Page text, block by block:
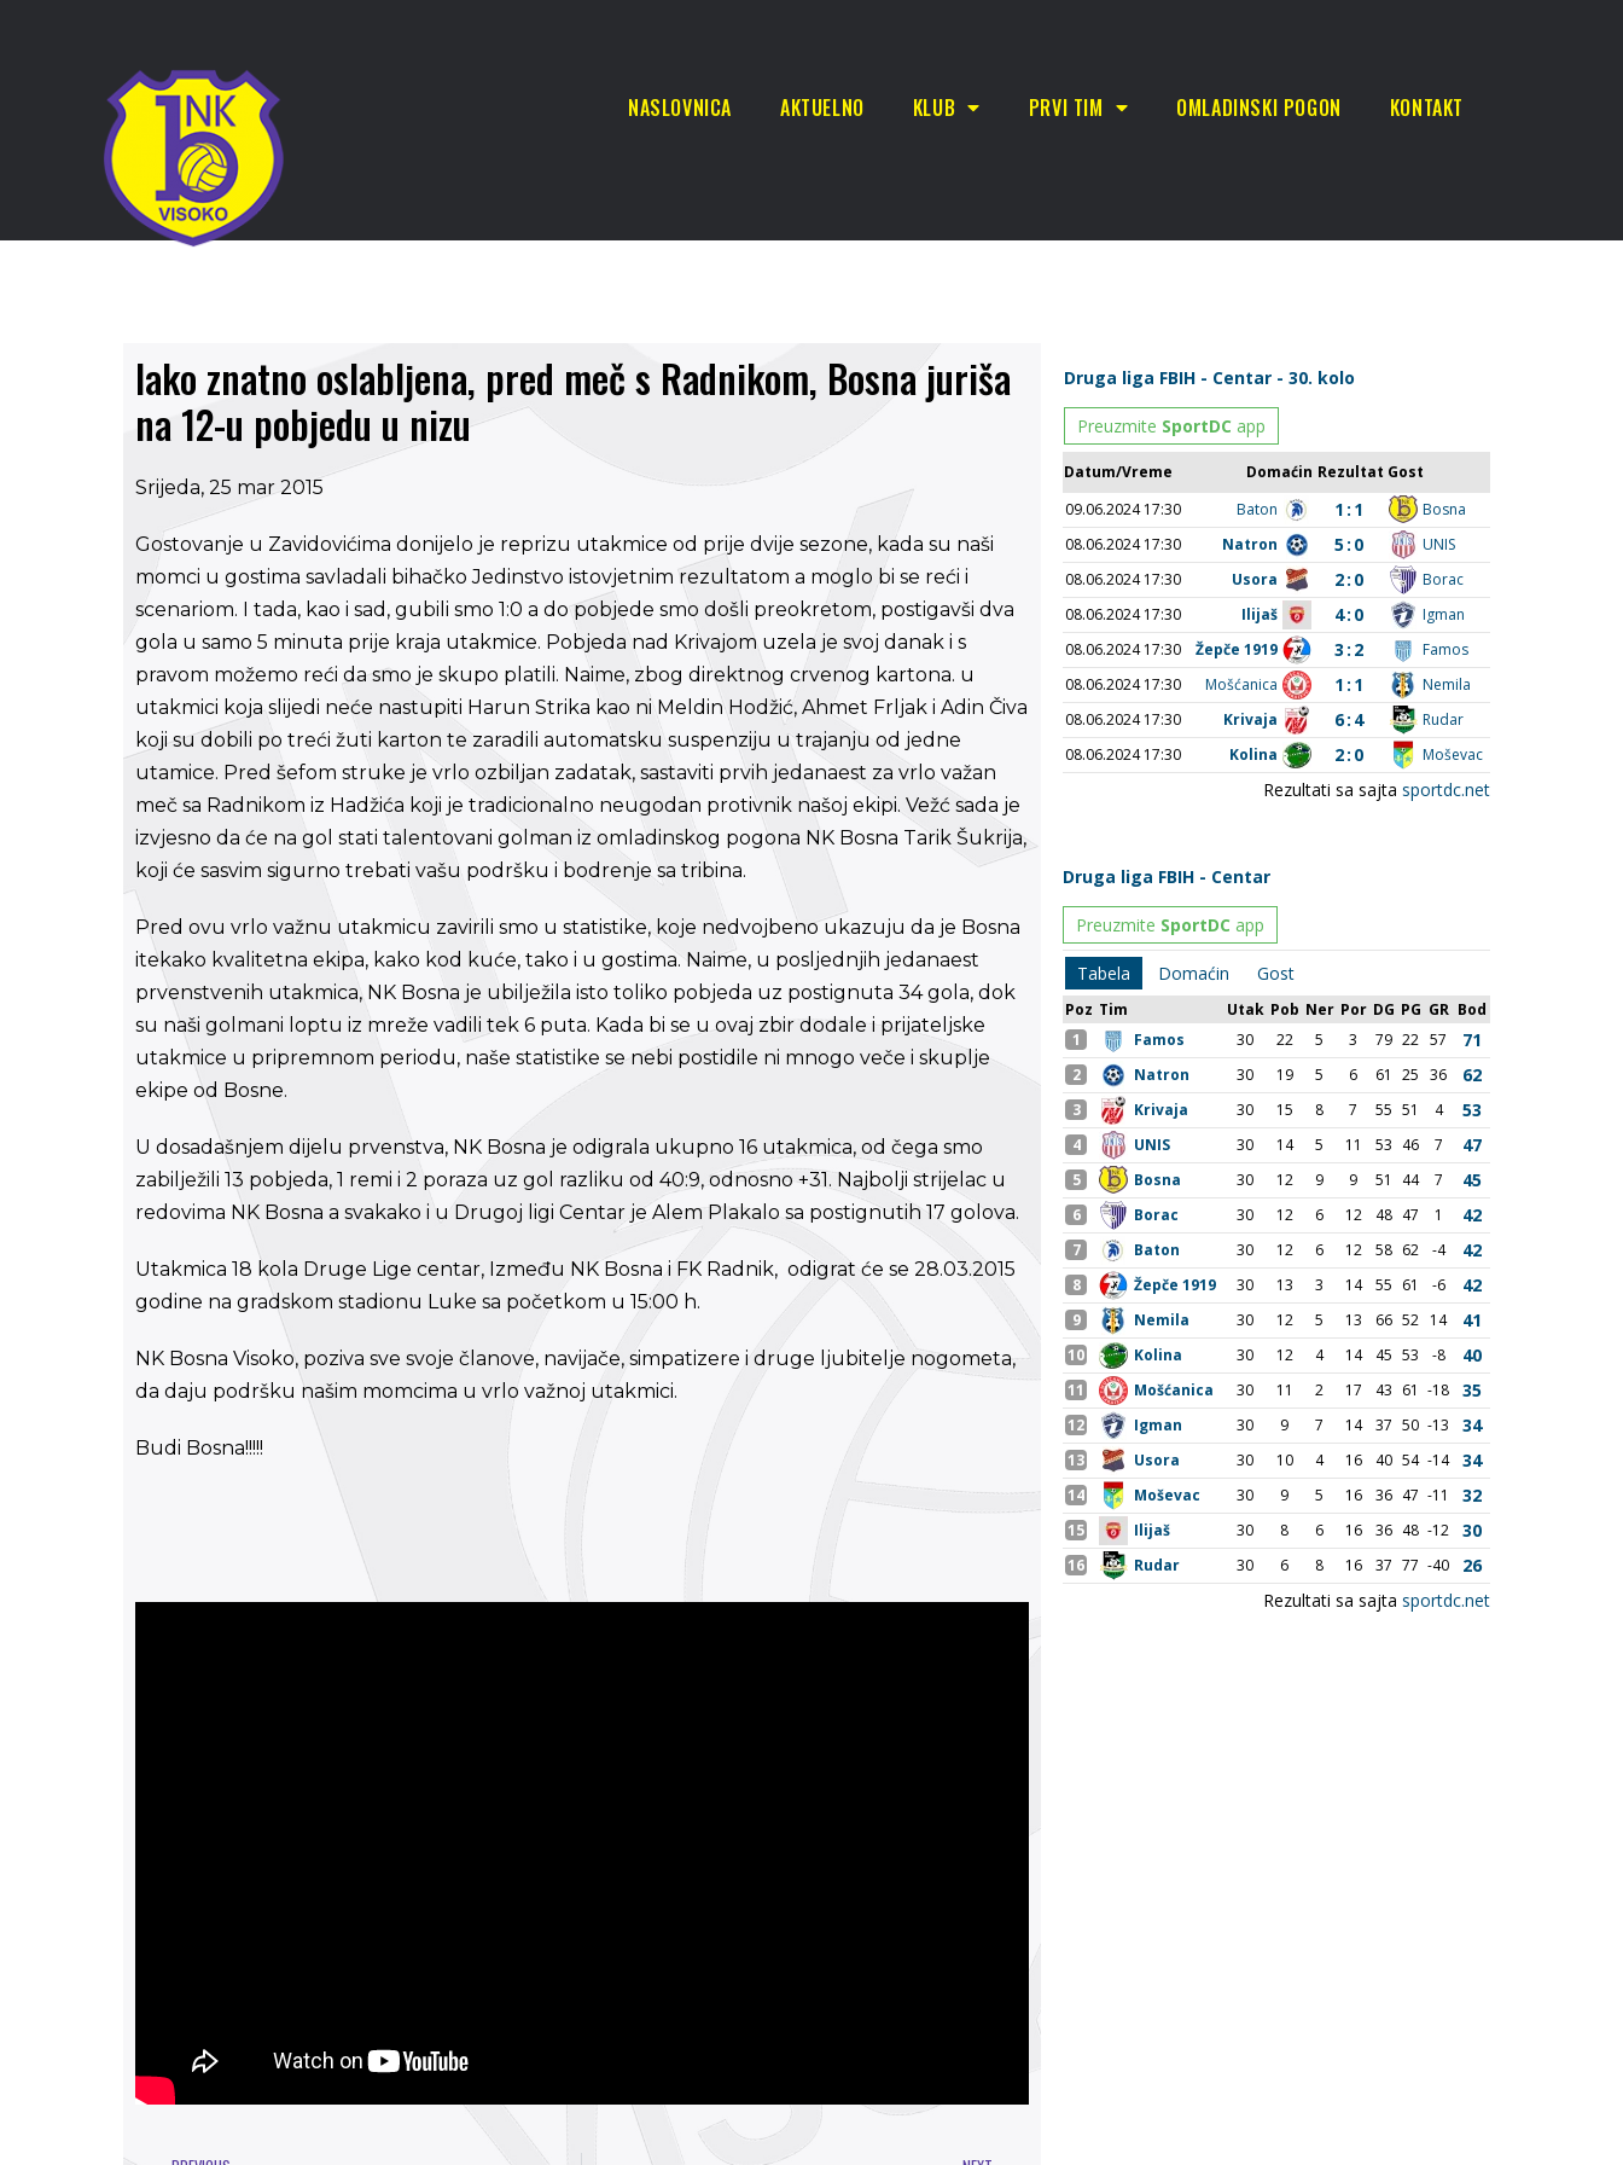
NASLOVNICA AKTUELNO KLUB PRVI TIM OMLADINSKI POGON KONTAKT
Iako znatno oslabljena, pred meč s Radnikom, Bosna juriša
na 12-u pobjedu u nizu
Srijeda, 25 mar 2015
Gostovanje u Zavidovićima donijelo je reprizu utakmice od prije dvije sezone, kada su naši
momci u gostima savladali bihačko Jedinstvo istovjetnim rezultatom a moglo bi se reći i
scenariom. I tada, kao i sad, gubili smo 1:0 a do pobjede smo došli preokretom, postigavši dva
gola u samo 5 minuta prije kraja utakmice. Pobjeda nad Krivajom uzela je svoj danak i s
pravom možemo reći da smo je skupo platili. Naime, zbog direktnog crvenog kartona. u
utakmici koja slijedi neće nastupiti Harun Strika kao ni Meldin Hodžić, Ahmet Frljak i Adin Čiva
koji su dobili po treći žuti karton te zaradili automatsku suspenziju u trajanju od jedne
utamice. Pred šefom struke je vrlo ozbiljan zadatak, sastaviti prvih jedanaest za vrlo važan
meč sa Radnikom iz Hadžića koji je tradicionalno neugodan protivnik našoj ekipi. Vežć sada je
izvjesno da će na gol stati talentovani golman iz omladinskog pogona NK Bosna Tarik Šukrija,
koji će sasvim sigurno trebati vašu podršku i bodrenje sa tribina.
Pred ovu vrlo važnu utakmicu zavirili smo u statistike, koje nedvojbeno ukazuju da je Bosna
itekako kvalitetna ekipa, kako kod kuće, tako i u gostima. Naime, u posljednjih jedanaest
prvenstvenih utakmica, NK Bosna je ubilježila isto toliko pobjeda uz postignuta 34 gola, dok
su naši golmani loptu iz mreže vadili tek 6 puta. Kada bi se u ovaj zbir dodale i prijateljske
utakmice u pripremnom periodu, naše statistike se nebi postidile ni mnogo veče i skuplje
ekipe od Bosne.
U dosadašnjem dijelu prvenstva, NK Bosna je odigrala ukupno 16 utakmica, od čega smo
zabilježili 13 pobjeda, 1 remi i 2 poraza uz gol razliku od 40:9, odnosno +31. Najbolji strijelac u
redovima NK Bosna a svakako i u Drugoj ligi Centar je Alem Plakalo sa postignutih 17 golova.
Utakmica 18 kola Druge Lige centar, Između NK Bosna i FK Radnik, odigrat će se 28.03.2015
godine na gradskom stadionu Luke sa početkom u 15:00 h.
NK Bosna Visoko, poziva sve svoje članove, navijače, simpatizere i druge ljubitelje nogometa,
da daju podršku našim momcima u vrlo važnoj utakmici.
Budi Bosna!!!!!